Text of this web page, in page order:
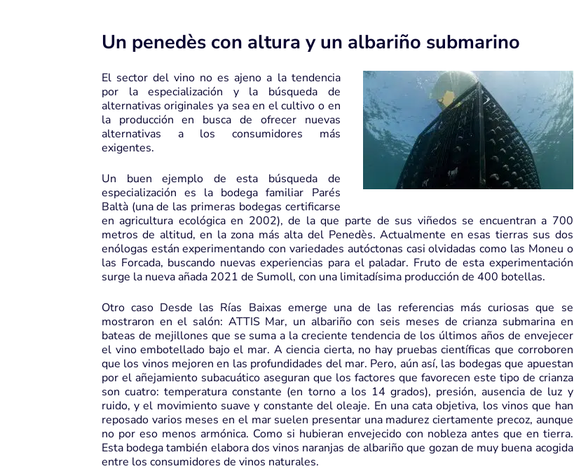
Un penedès con altura y un albariño submarino
El sector del vino no es ajeno a la tendencia
por la especialización y la búsqueda de
alternativas originales ya sea en el cultivo o en
la producción en busca de ofrecer nuevas
alternativas a los consumidores más
exigentes.
Un buen ejemplo de esta búsqueda de
especialización es la bodega familiar Parés
Baltà (una de las primeras bodegas certificarse
en agricultura ecológica en 2002), de la que parte de sus viñedos se encuentran a 700
metros de altitud, en la zona más alta del Penedès. Actualmente en esas tierras sus dos
enólogas están experimentando con variedades autóctonas casi olvidadas como las Moneu o
las Forcada, buscando nuevas experiencias para el paladar. Fruto de esta experimentación
surge la nueva añada 2021 de Sumoll, con una limitadísima producción de 400 botellas.
Otro caso Desde las Rías Baixas emerge una de las referencias más curiosas que se
mostraron en el salón: ATTIS Mar, un albariño con seis meses de crianza submarina en
bateas de mejillones que se suma a la creciente tendencia de los últimos años de envejecer
el vino embotellado bajo el mar. A ciencia cierta, no hay pruebas científicas que corroboren
que los vinos mejoren en las profundidades del mar. Pero, aún así, las bodegas que apuestan
por el añejamiento subacuático aseguran que los factores que favorecen este tipo de crianza
son cuatro: temperatura constante (en torno a los 14 grados), presión, ausencia de luz y
ruido, y el movimiento suave y constante del oleaje. En una cata objetiva, los vinos que han
reposado varios meses en el mar suelen presentar una madurez ciertamente precoz, aunque
no por eso menos armónica. Como si hubieran envejecido con nobleza antes que en tierra.
Esta bodega también elabora dos vinos naranjas de albariño que gozan de muy buena acogida
entre los consumidores de vinos naturales.